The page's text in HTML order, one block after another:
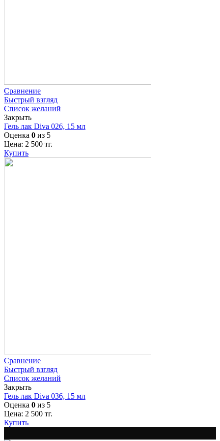
Сравнение
Быстрый взгляд
Список желаний
Закрыть
Гель лак Diva 026, 15 мл
Оценка 0 из 5
Цена: 2 500 тг.
Купить
Сравнение
Быстрый взгляд
Список желаний
Закрыть
Гель лак Diva 036, 15 мл
Оценка 0 из 5
Цена: 2 500 тг.
Купить